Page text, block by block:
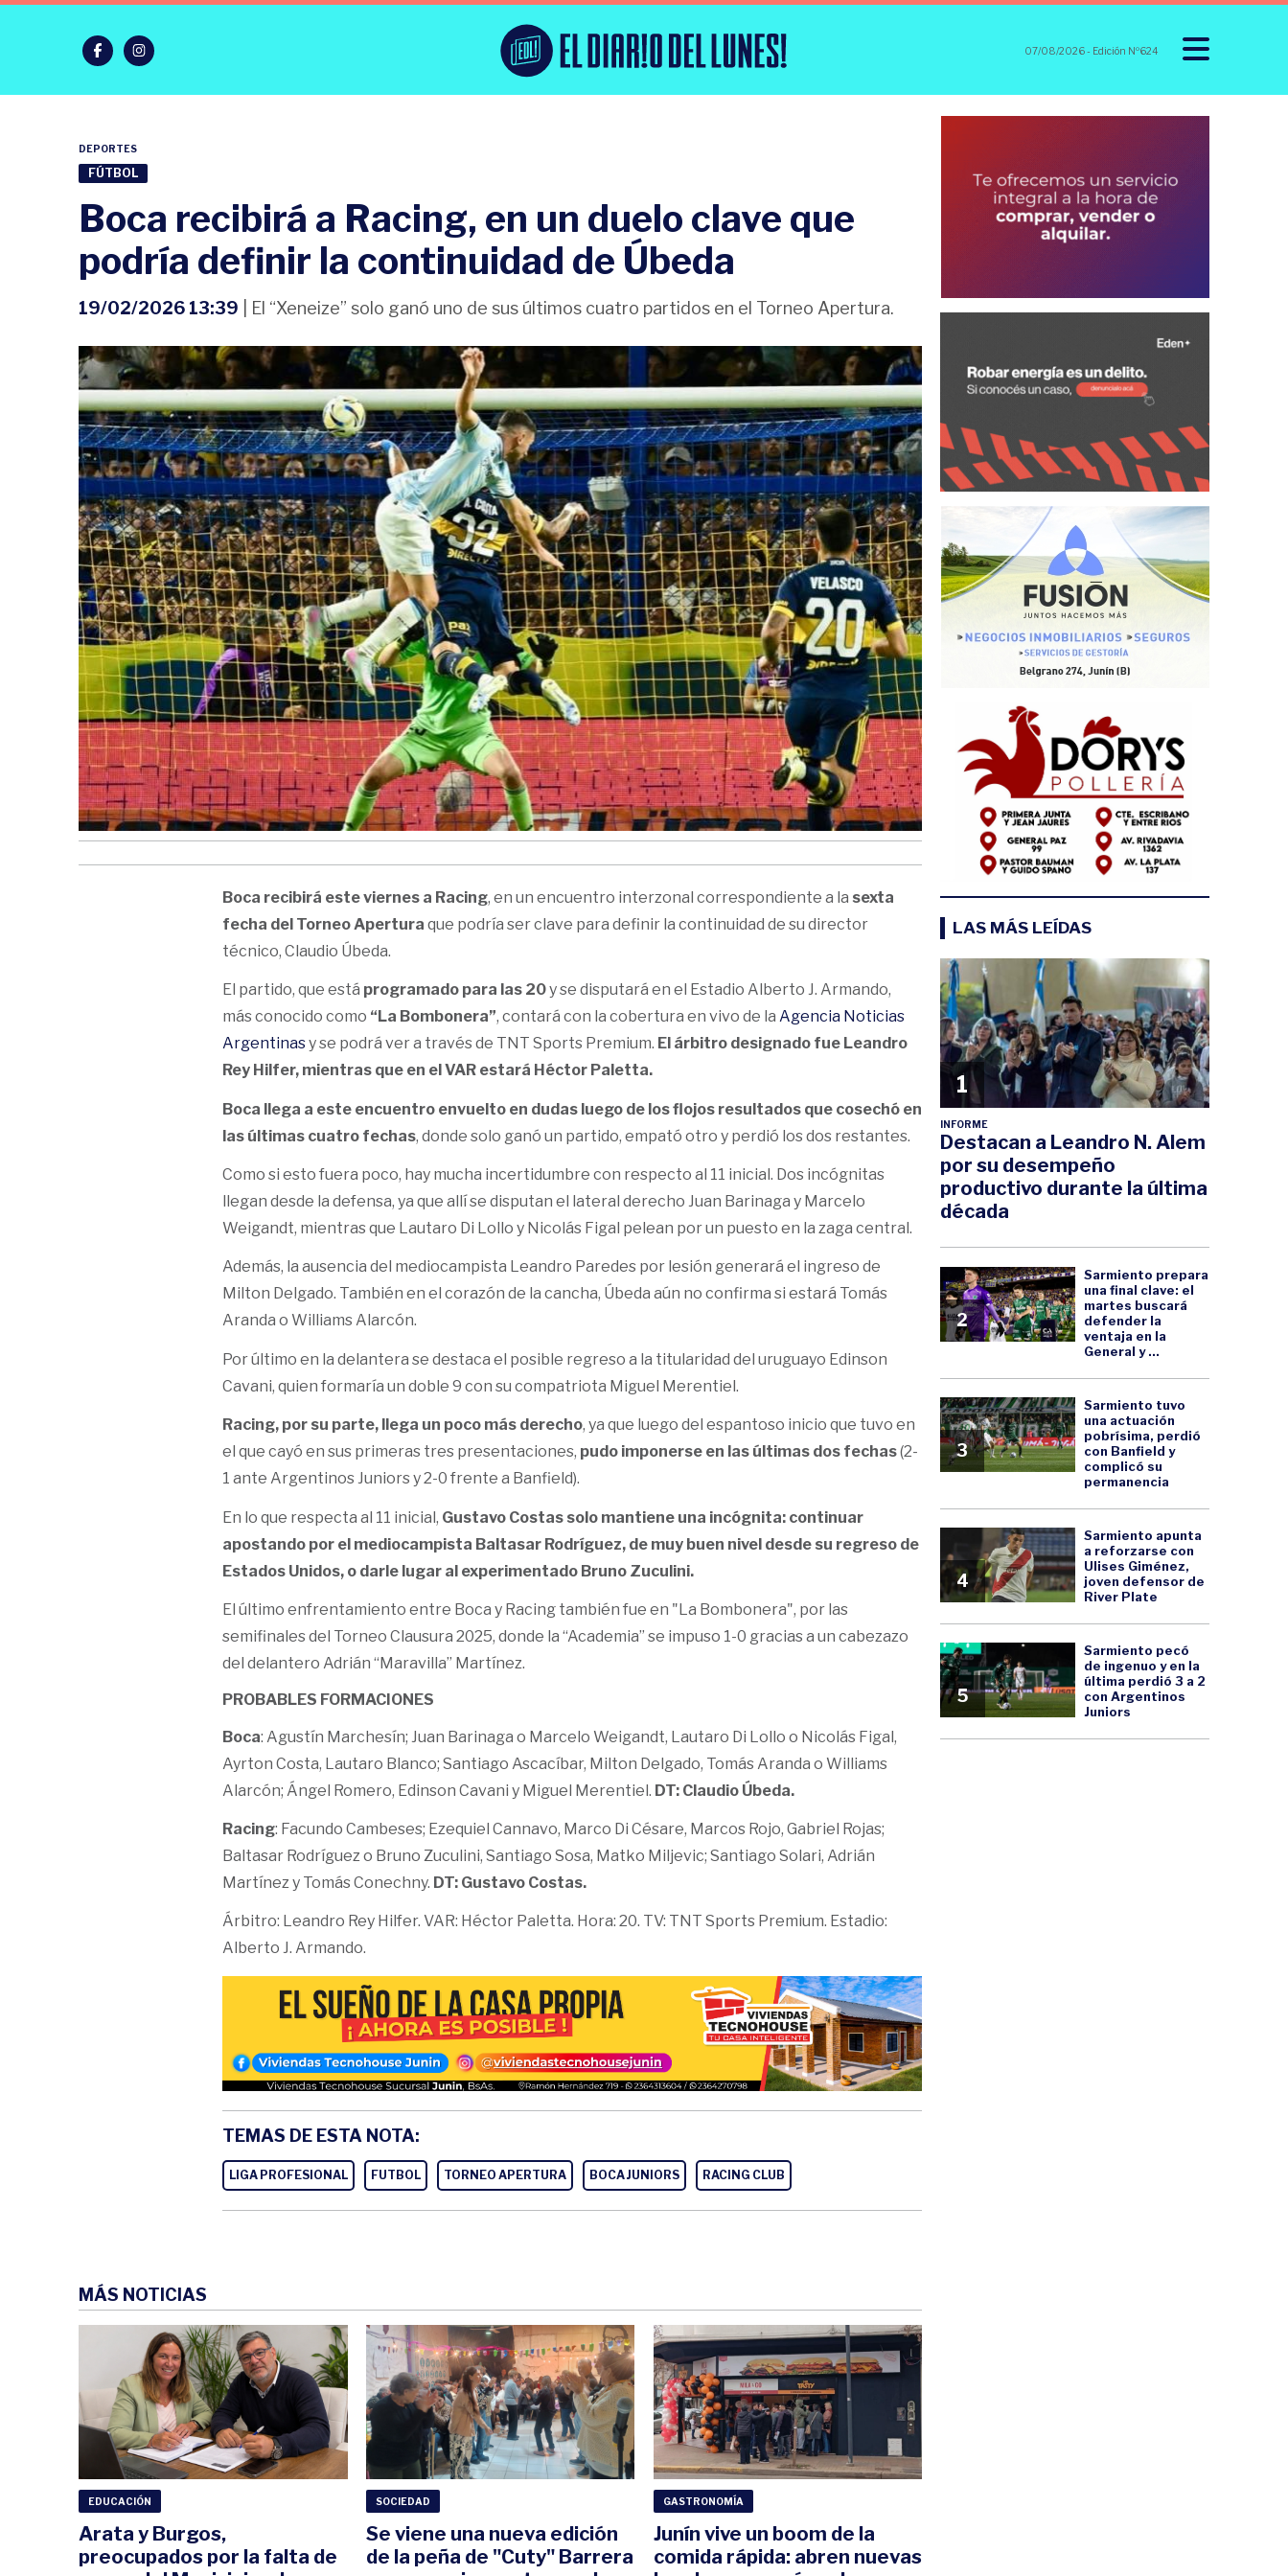
07/08/2026- Edición Nº624
DEPORTES
FÚTBOL
Boca recibirá a Racing, en un duelo clave que
podría definir la continuidad de Úbeda
19/02/2026 13:39 | El “Xeneize” solo ganó uno de sus últimos cuatro partidos en el Torneo Apertura.
Boca recibirá este viernes a Racing, en un encuentro interzonal correspondiente a la sexta
fecha del Torneo Apertura que podría ser clave para definir la continuidad de su director
técnico, Claudio Úbeda.
El partido, que está programado para las 20y se disputará en el Estadio Alberto J. Armando,
más conocido como “La Bombonera”, contará con la cobertura en vivo de la Agencia Noticias
Argentinasy se podrá ver a través de TNT Sports Premium. El árbitro designado fue Leandro
Rey Hilfer, mientras que en el VAR estará Héctor Paletta.
Boca llega a este encuentro envuelto en dudas luego de los flojos resultados que cosechó en
las últimas cuatro fechas, donde solo ganó un partido, empató otro y perdió los dos restantes.
Como si esto fuera poco, hay mucha incertidumbre con respecto al 11 inicial. Dos incógnitas
llegan desde la defensa, ya que allí se disputan el lateral derecho Juan Barinaga y Marcelo
Weigandt, mientras que Lautaro Di Lollo y Nicolás Figal pelean por un puesto en la zaga central.
Además, la ausencia del mediocampista Leandro Paredes por lesión generará el ingreso de
Milton Delgado. También en el corazón de la cancha, Úbeda aún no confirma si estará Tomás
Aranda o Williams Alarcón.
Por último en la delantera se destaca el posible regreso a la titularidad del uruguayo Edinson
Cavani, quien formaría un doble 9 con su compatriota Miguel Merentiel.
Racing, por su parte, llega un poco más derecho, ya que luego del espantoso inicio que tuvo en
el que cayó en sus primeras tres presentaciones, pudo imponerse en las últimas dos fechas(2-
1 ante Argentinos Juniors y 2-0 frente a Banfield).
En lo que respecta al 11 inicial, Gustavo Costas solo mantiene una incógnita: continuar
apostando por el mediocampista Baltasar Rodríguez, de muy buen nivel desde su regreso de
Estados Unidos, o darle lugar al experimentado Bruno Zuculini.
El último enfrentamiento entre Boca y Racing también fue en "La Bombonera", por las
semifinales del Torneo Clausura 2025, donde la “Academia” se impuso 1-0 gracias a un cabezazo
del delantero Adrián “Maravilla” Martínez.
PROBABLES FORMACIONES
Boca: Agustín Marchesín; Juan Barinaga o Marcelo Weigandt, Lautaro Di Lollo o Nicolás Figal,
Ayrton Costa, Lautaro Blanco; Santiago Ascacíbar, Milton Delgado, Tomás Aranda o Williams
Alarcón; Ángel Romero, Edinson Cavani y Miguel Merentiel. DT: Claudio Úbeda.
Racing: Facundo Cambeses; Ezequiel Cannavo, Marco Di Césare, Marcos Rojo, Gabriel Rojas;
Baltasar Rodríguez o Bruno Zuculini, Santiago Sosa, Matko Miljevic; Santiago Solari, Adrián
Martínez y Tomás Conechny. DT: Gustavo Costas.
Árbitro: Leandro Rey Hilfer. VAR: Héctor Paletta. Hora: 20. TV: TNT Sports Premium. Estadio:
Alberto J. Armando.
TEMAS DE ESTA NOTA:
LIGA PROFESIONAL FUTBOL TORNEO APERTURA BOCA JUNIORS RACING CLUB
MÁS NOTICIAS
EDUCACIÓN
Arata y Burgos,
preocupados por la falta de
SOCIEDAD
Se viene una nueva edición
de la peña de "Cuty" Barrera
GASTRONOMÍA
Junín vive un boom de la
comida rápida: abren nuevas
LAS MÁS LEÍDAS
1
INFORME
Destacan a Leandro N. Alem
por su desempeño
productivo durante la última
década
2
Sarmiento prepara
una final clave: el
martes buscará
defender la
ventaja en la
General y ...
3
Sarmiento tuvo
una actuación
pobrísima, perdió
con Banfield y
complicó su
permanencia
4
Sarmiento apunta
a reforzarse con
Ulises Giménez,
joven defensor de
River Plate
5
Sarmiento pecó
de ingenuo y en la
última perdió 3 a 2
con Argentinos
Juniors